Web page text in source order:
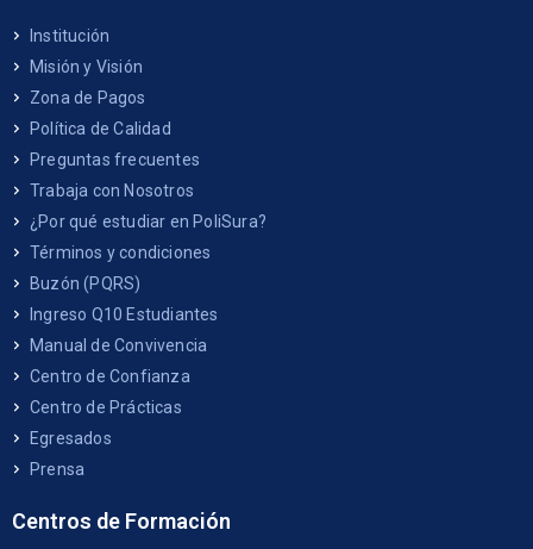
Institución
Misión y Visión
Zona de Pagos
Política de Calidad
Preguntas frecuentes
Trabaja con Nosotros
¿Por qué estudiar en PoliSura?
Términos y condiciones
Buzón (PQRS)
Ingreso Q10 Estudiantes
Manual de Convivencia
Centro de Confianza
Centro de Prácticas
Egresados
Prensa
Centros de Formación